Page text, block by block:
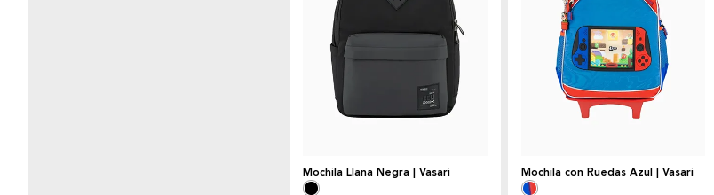
Mochila Llana Negra | Vasari Mochila con Ruedas Azul | Vasari